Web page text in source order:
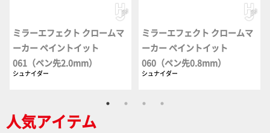
ミラーエフェクト クロームマ
ーカー ペイントイット
061（ペン先2.0mm）
シュナイダー
ミラーエフェクト クロームマ
ーカー ペイントイット
060（ペン先0.8mm）
シュナイダー
人気アイテム